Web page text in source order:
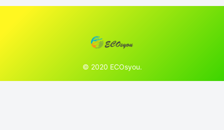
© 2020 ECOsyou.